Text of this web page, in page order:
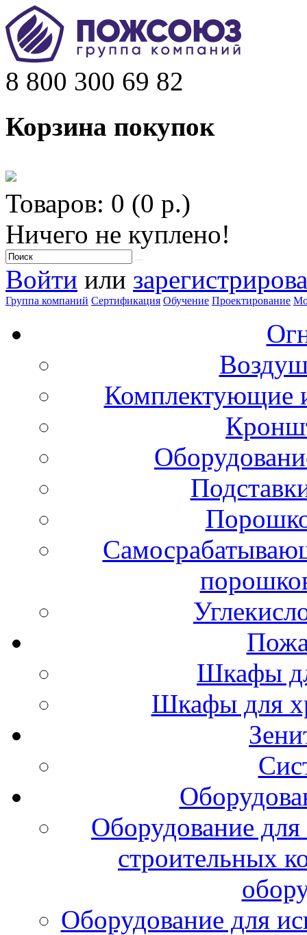
8 800 300 69 82
Корзина покупок
Товаров: 0 (0 р.)
Ничего не куплено!
Войти или
Группа компаний Сертификация Обучение Проектирование
Комплектующие
Шкафы
Шкафы для
Оборудование
строительных
Оборудование для